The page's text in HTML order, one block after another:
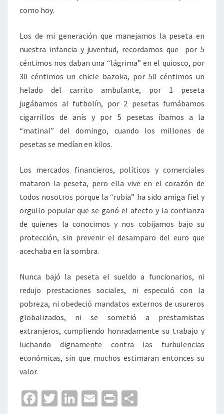
como hoy.
Los de mi generación que manejamos la peseta en
nuestra infancia y juventud, recordamos que por 5
céntimos nos daban una “lágrima” en el quiosco, por
30 céntimos un chicle bazoka, por 50 céntimos un
helado del carrito ambulante, por 1 peseta
jugábamos al futbolín, por 2 pesetas fumábamos
cigarrillos de anís y por 5 pesetas íbamos a la
“matinal” del domingo, cuando los millones de
pesetas se medían en kilos.
Los mercados financieros, políticos y comerciales
mataron la peseta, pero ella vive en el corazón de
todos nosotros porque la “rubia” ha sido amiga fiel y
orgullo popular que se ganó el afecto y la confianza
de quienes la conocimos y nos cobijamos bajo su
protección, sin prevenir el desamparo del euro que
acechaba en la sombra.
Nunca bajó la peseta el sueldo a funcionarios, ni
redujo prestaciones sociales, ni especuló con la
pobreza, ni obedeció mandatos externos de usureros
globalizados, ni se sometió a prestamistas
extranjeros, cumpliendo honradamente su trabajo y
luchando dignamente contra las turbulencias
económicas, sin que muchos estimaran entonces su
valor.
Fa T
Li
E
Pr